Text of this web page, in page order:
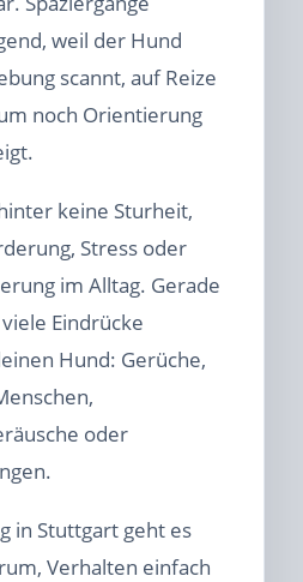
weil der Hund
scannt, auf Reize
noch Orientierung
keine Sturheit,
Stress oder
im Alltag. Gerade
Eindrücke
Hund: Gerüche,
oder
in Stuttgart geht es
Verhalten einfach